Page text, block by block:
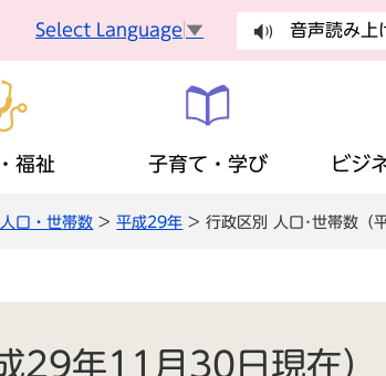
Select Language ▼ 音声読み上
税金
福祉 子育て・学び ビジ
口・世帯数 >平成29年 > 行政区別 人口･世帯数（
29年11月30日現在）